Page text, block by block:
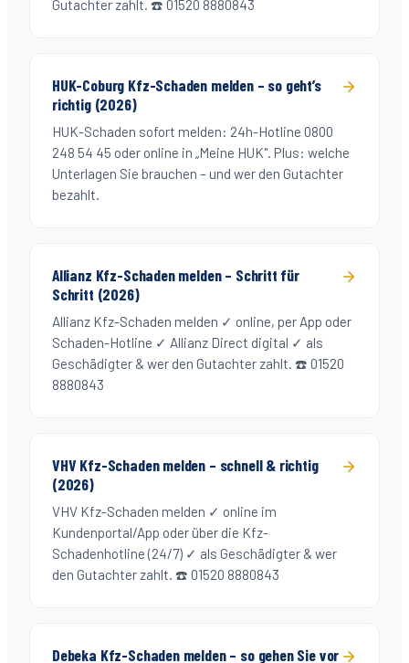
Gutachter zahlt. ☎️ 01520 8880843
HUK-Coburg Kfz-Schaden melden – so geht’s
richtig (2026)
HUK-Schaden sofort melden: 24h-Hotline 0800
248 54 45 oder online in „Meine HUK". Plus: welche
Unterlagen Sie brauchen – und wer den Gutachter
bezahlt.
Allianz Kfz-Schaden melden – Schritt für
Schritt (2026)
Allianz Kfz-Schaden melden ✓ online, per App oder
Schaden-Hotline ✓ Allianz Direct digital ✓ als
Geschädigter & wer den Gutachter zahlt. ☎️ 01520
8880843
VHV Kfz-Schaden melden – schnell & richtig
(2026)
VHV Kfz-Schaden melden ✓ online im
Kundenportal/App oder über die Kfz-
Schadenhotline (24/7) ✓ als Geschädigter & wer
den Gutachter zahlt. ☎️ 01520 8880843
Debeka Kfz-Schaden melden – so gehen Sie vor